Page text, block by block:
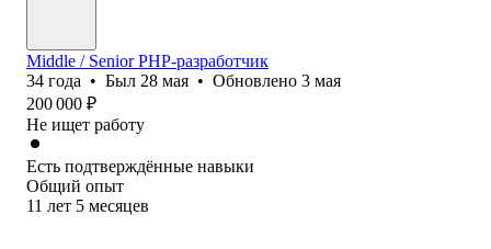
Middle / Senior PHP-разработчик
34 года • Был 28 мая • Обновлено 3 мая
200 000 ₽
Не ищет работу
Есть подтверждённые навыки
Общий опыт
11 лет 5 месяцев